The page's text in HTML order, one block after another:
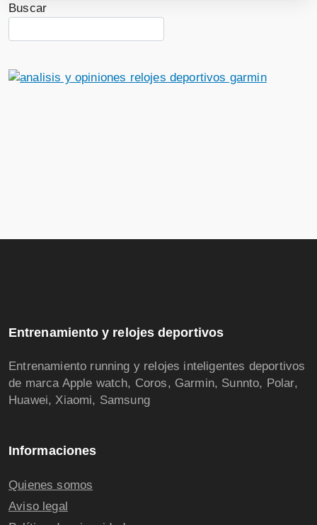
Buscar
Entrenamiento y relojes deportivos
Entrenamiento running y relojes inteligentes deportivos
de marca Apple watch, Coros, Garmin, Sunnto, Polar,
Huawei, Xiaomi, Samsung
Informaciones
Quienes somos
Aviso legal